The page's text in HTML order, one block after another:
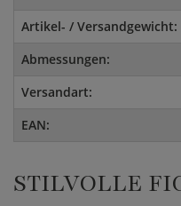
Artikel- / Versandgewicht:
Abmessungen:
Versandart:
EAN:
STILVOLLE